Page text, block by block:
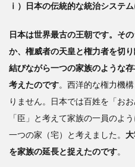
ⅰ）日本の伝統的な統治システ
日本は世界最古の王朝です。そ
か、権威者の天皇と権力者を切
結びながら一つの家族のような
考えたのです。西洋的な権力機
りません。日本では百姓を「お
「臣」と考えて家族の一員のよ
一つの家（宅）と考えました。
を家族の延長と捉えたのです。